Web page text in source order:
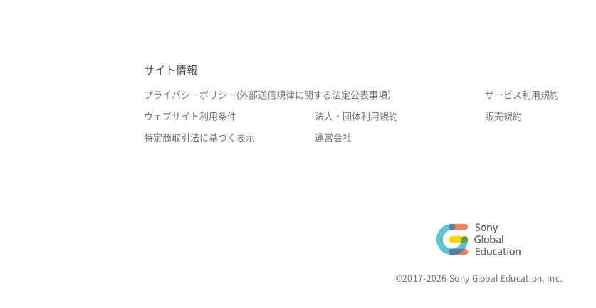
サイト情報
プライバシーポリシー(外部送信規律に関する法定公表事項） サービス利用規約
ウェブサイト利用条件 法人・団体利用規約 販売規約
特定商取引法に基づく表示 運営会社
©2017-2026 Sony Global Education, Inc.